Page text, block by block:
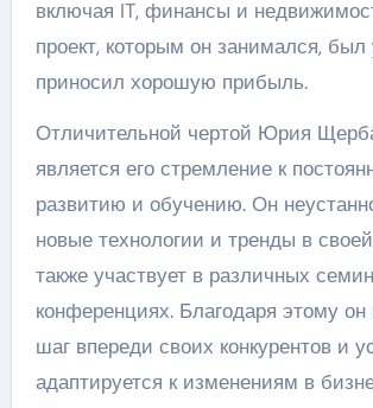
включая IT, финансы и
проект, которым он занимался,
приносил хорошую прибыль.
Отличительной чертой Юрия
является его стремление к
развитию и обучению. Он
новые технологии и тренды в
также участвует в различных
конференциях. Благодаря этому он
шаг впереди своих конкурентов и
адаптируется к изменениям в